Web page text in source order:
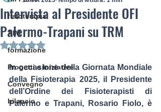
fisioterapia
AIM
formazione
Progetti e Iniziative
Convegno
bilancio
Intervista al Presidente OFI
Palermo-Trapani su TRM
Valutazione NaN stelle su 5.
In occasione della Giornata Mondiale
della Fisioterapia 2025, il Presidente
dell’Ordine dei Fisioterapisti di
Palermo e Trapani, Rosario Fiolo, è